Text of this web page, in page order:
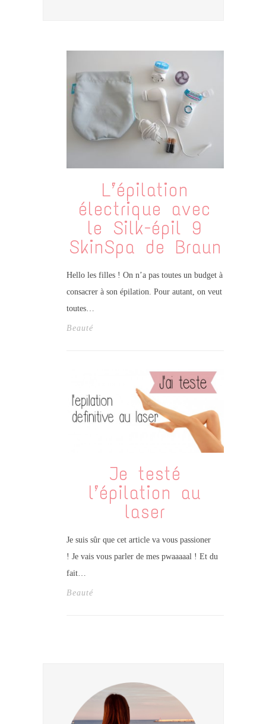
L’épilation
électrique avec
le Silk-épil 9
SkinSpa de Braun
Hello les filles ! On n’a pas toutes un budget à
consacrer à son épilation. Pour autant, on veut
toutes…
Beauté
Je testé
l’épilation au
laser
Je suis sûr que cet article va vous passioner
! Je vais vous parler de mes pwaaaaal ! Et du
fait…
Beauté